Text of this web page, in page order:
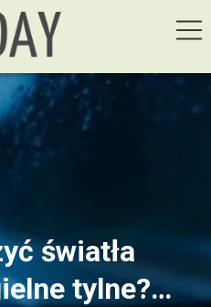
światła
tylne?